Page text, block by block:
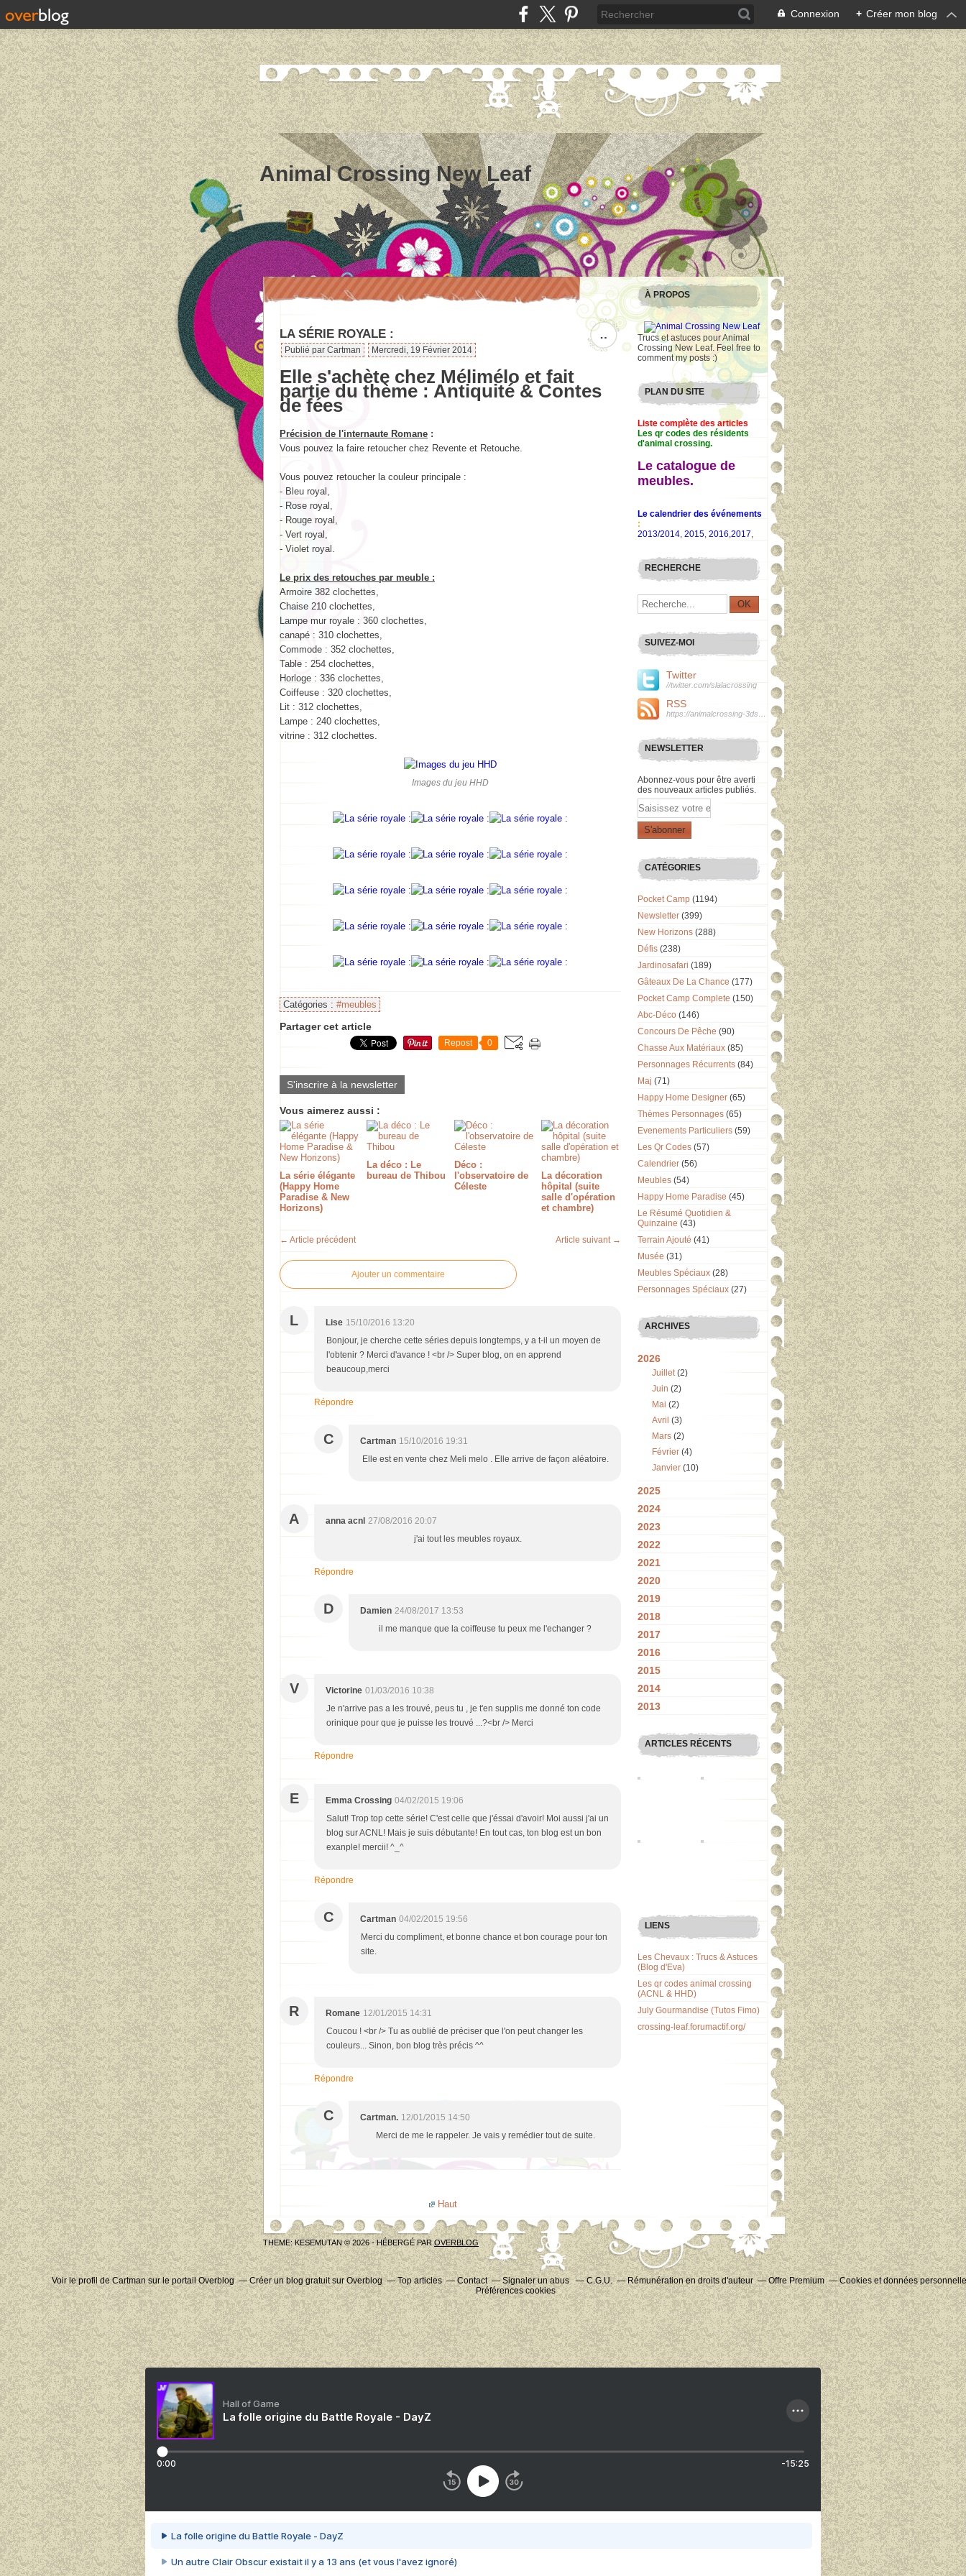
Connexion + Créer mon blog
Animal Crossing New Leaf
…
LA SÉRIE ROYALE :
Publié par Cartman Mercredi, 19 Février 2014
Elle s'achète chez Mélimélo et fait
partie du thème : Antiquité & Contes
de fées
Précision de l'internaute Romane :
Vous pouvez la faire retoucher chez Revente et Retouche.
Vous pouvez retoucher la couleur principale :
- Bleu royal,
- Rose royal,
- Rouge royal,
- Vert royal,
- Violet royal.
Le prix des retouches par meuble :
Armoire 382 clochettes,
Chaise 210 clochettes,
Lampe mur royale : 360 clochettes,
canapé : 310 clochettes,
Commode : 352 clochettes,
Table : 254 clochettes,
Horloge : 336 clochettes,
Coiffeuse : 320 clochettes,
Lit : 312 clochettes,
Lampe : 240 clochettes,
vitrine : 312 clochettes.
Images du jeu HHD
Catégories : #meubles
Partager cet article
Repost 0
S'inscrire à la newsletter
Vous aimerez aussi :
La série élégante
(Happy Home
Paradise & New
Horizons)
La déco : Le
bureau de Thibou
Déco :
l'observatoire de
Céleste
La décoration
hôpital (suite
salle d'opération
et chambre)
← Article précédent Article suivant →
Ajouter un commentaire
L Lise 15/10/2016 13:20
Bonjour, je cherche cette séries depuis longtemps, y a t-il un moyen de
l'obtenir ? Merci d'avance ! <br /> Super blog, on en apprend
beaucoup,merci
Répondre
C Cartman 15/10/2016 19:31
Elle est en vente chez Meli melo . Elle arrive de façon aléatoire.
A anna acnl 27/08/2016 20:07
j'ai tout les meubles royaux.
Répondre
D Damien 24/08/2017 13:53
il me manque que la coiffeuse tu peux me l'echanger ?
V Victorine 01/03/2016 10:38
Je n'arrive pas a les trouvé, peus tu , je t'en supplis me donné ton code
orinique pour que je puisse les trouvé ...?<br /> Merci
Répondre
E Emma Crossing 04/02/2015 19:06
Salut! Trop top cette série! C'est celle que j'éssai d'avoir! Moi aussi j'ai un
blog sur ACNL! Mais je suis débutante! En tout cas, ton blog est un bon
exanple! mercii! ^_^
Répondre
C Cartman 04/02/2015 19:56
Merci du compliment, et bonne chance et bon courage pour ton
site.
R Romane 12/01/2015 14:31
Coucou ! <br /> Tu as oublié de préciser que l'on peut changer les
couleurs... Sinon, bon blog très précis ^^
Répondre
C Cartman. 12/01/2015 14:50
Merci de me le rappeler. Je vais y remédier tout de suite.
Haut
À PROPOS
Trucs et astuces pour Animal
Crossing New Leaf. Feel free to
comment my posts :)
PLAN DU SITE
Liste complète des articles
Les qr codes des résidents
d'animal crossing.
Le catalogue de
meubles.
Le calendrier des événements
:
2013/2014, 2015, 2016,2017,
RECHERCHE
SUIVEZ-MOI
Twitter
//twitter.com/slalacrossing
RSS
NEWSLETTER
Abonnez-vous pour être averti
des nouveaux articles publiés.
Email
CATÉGORIES
Pocket Camp (1194)
Newsletter (399)
New Horizons (288)
Défis (238)
Jardinosafari (189)
Gâteaux De La Chance (177)
Pocket Camp Complete (150)
Abc-Déco (146)
Concours De Pêche (90)
Chasse Aux Matériaux (85)
Personnages Récurrents (84)
Maj (71)
Happy Home Designer (65)
Thèmes Personnages (65)
Evenements Particuliers (59)
Les Qr Codes (57)
Calendrier (56)
Meubles (54)
Happy Home Paradise (45)
Le Résumé Quotidien &
Quinzaine (43)
Terrain Ajouté (41)
Musée (31)
Meubles Spéciaux (28)
Personnages Spéciaux (27)
ARCHIVES
2026
Juillet(2)
Juin (2)
Mai (2)
Avril (3)
Mars (2)
Février (4)
Janvier (10)
2025
2024
2023
2022
2021
2020
2019
2018
2017
2016
2015
2014
2013
ARTICLES RÉCENTS
LIENS
Les Chevaux : Trucs & Astuces
(Blog d'Eva)
Les qr codes animal crossing
(ACNL & HHD)
July Gourmandise (Tutos Fimo)
crossing-leaf.forumactif.org/
THEME: KESEMUTAN © 2026 - HÉBERGÉ PAROVERBLOG
Voir le profil deCartmansur le portail Overblog Créer un blog gratuit sur Overblog Top articles Contact Signaler un abus C.G.U. Rémunération en droits d'auteur Offre Premium
Cookies et données
Préférences cookies
Hall of Game
La folle origine du Battle Royale - DayZ
0:00 -15:25
La folle origine du Battle Royale - DayZ
Un autre Clair Obscur existait il y a 13 ans (et vous l'avez ignoré)